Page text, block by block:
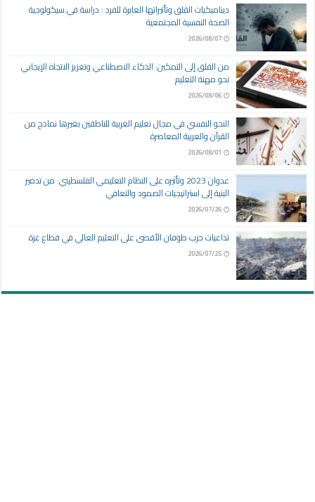
ديناميكيات القلق وتأثيراتها العابرة للفرد : دراسة في سيكولوجية
الصحة النفسية المجتمعية
2026/08/07
من القلق إلى التمكين: الذكاء الاصطناعي وتعزيز الاتجاه الإيجابي
نحو مهنة التعليم
2026/08/06
النحو النفسي في مجال تعليم العربية للناطقين بغيرها نماذج من
القرآن والعربية المعاصرة
2026/08/01
عدوان 2023 وتأثيره على النظام التعليمي الفلسطيني: من تدمير
البنية إلى استراتيجيات الصمود والتعافي
2026/07/26
تداعيات حرب طوفان الأقصى على التعليم العالي في قطاع غزة
2026/07/25